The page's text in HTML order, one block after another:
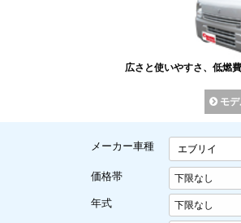
広さと使いやすさ、低燃
モ
メーカー車種 エブリイ
価格帯
年式